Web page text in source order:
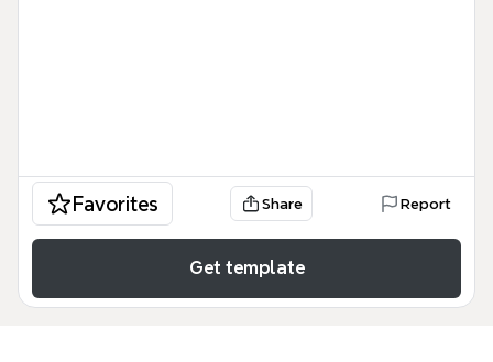
Favorites Share Report
Get template